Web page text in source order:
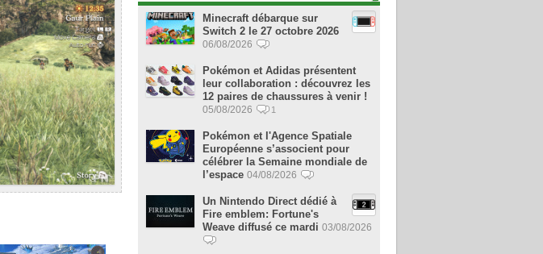
Minecraft débarque sur
Switch 2 le 27 octobre 2026
06/08/2026
Pokémon et Adidas présentent
leur collaboration : découvrez les
12 paires de chaussures à venir !
05/08/2026 1
Pokémon et l'Agence Spatiale
Européenne s’associent pour
célébrer la Semaine mondiale de
l’espace 04/08/2026
Un Nintendo Direct dédié à
Fire emblem: Fortune's
Weave diffusé ce mardi 03/08/2026